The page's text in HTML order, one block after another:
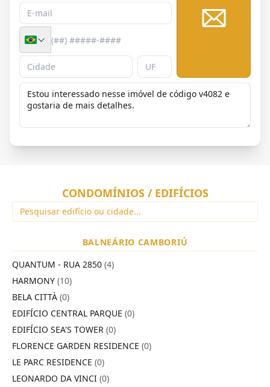
CONDOMÍNIOS / EDIFÍCIOS
BALNEÁRIO CAMBORIÚ
QUANTUM - RUA 2850 (4)
HARMONY (10)
BELA CITTÀ (0)
EDIFÍCIO CENTRAL PARQUE (0)
EDIFÍCIO SEA'S TOWER (0)
FLORENCE GARDEN RESIDENCE (0)
LE PARC RESIDENCE (0)
LEONARDO DA VINCI (0)